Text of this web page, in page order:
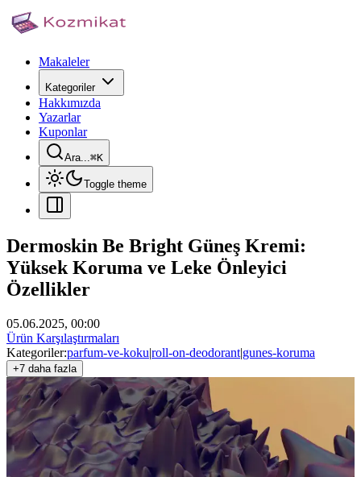
Makaleler
Kategoriler
Hakkımızda
Yazarlar
Kuponlar
Ara...⌘K
Toggle theme
Dermoskin Be Bright Güneş Kremi:
Yüksek Koruma ve Leke Önleyici
Özellikler
05.06.2025, 00:00
Ürün Karşılaştırmaları
Kategoriler:parfum-ve-koku|roll-on-deodorant|gunes-koruma
+7 daha fazla